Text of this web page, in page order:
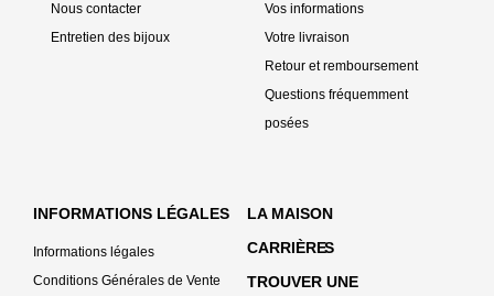
Nous contacter
Entretien des bijoux
Vos informations
Votre livraison
Retour et remboursement
Questions fréquemment
posées
INFORMATIONS LÉGALES
Informations légales
Conditions Générales de Vente
LA MAISON
CARRIÈRES
TROUVER UNE